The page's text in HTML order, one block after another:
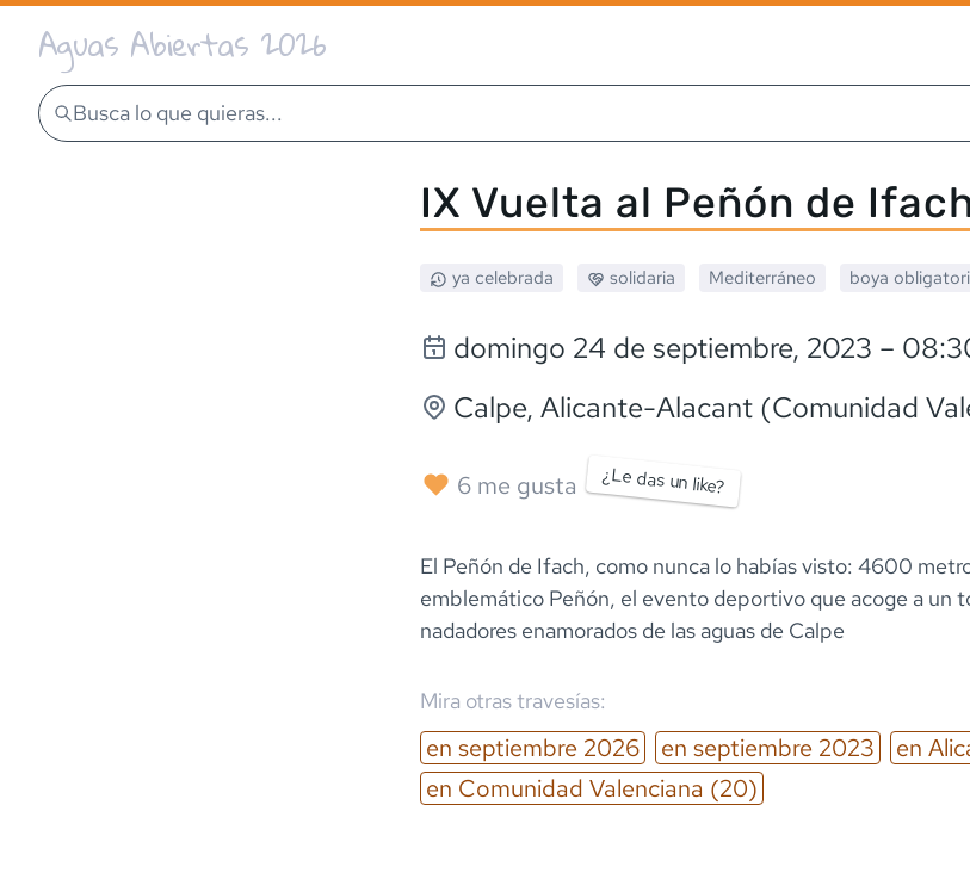
Aguas Abiertas 2026
Busca lo que quieras...
IX Vuelta al Peñón de
ya celebrada solidaria Mediterráneo boya
domingo 24 de septiembre, 2023 –
Calpe, Alicante-Alacant (Comunidad
6 me gusta ¿Le das un like?
El Peñón de Ifach, como nunca lo habías visto: 4600
emblemático Peñón, el evento deportivo que acoge a un
nadadores enamorados de las aguas de Calpe
Mira otras travesías:
en septiembre 2026 en septiembre 2023 en
en Comunidad Valenciana (20)